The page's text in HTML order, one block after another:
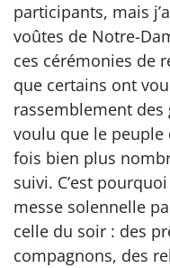
participants, mais
voûtes de Notre-
ces cérémonies de
que certains ont
rassemblement des
voulu que le peuple
fois bien plus
suivi. C’est
messe solennelle
celle du soir : des
compagnons, des